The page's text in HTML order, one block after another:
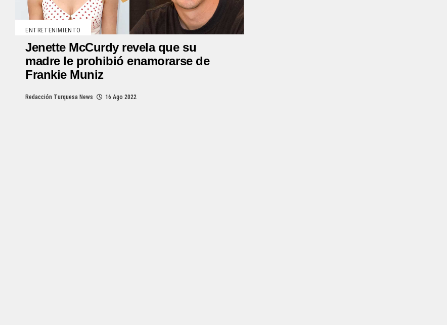
ENTRETENIMIENTO
Jenette McCurdy revela que su
madre le prohibió enamorarse de
Frankie Muniz
Redacción Turquesa News 16 Ago 2022